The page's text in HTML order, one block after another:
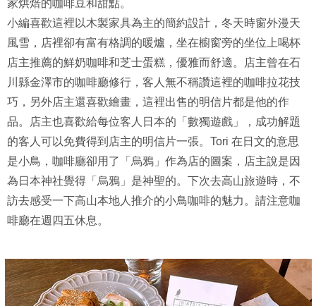
家烘焙的咖啡豆和甜點。
小編喜歡這裡以木製家具為主的簡約設計，冬天時窗外漫天
風雪，店裡卻有富有格調的暖爐，坐在櫥窗旁的坐位上喝杯
店主推薦的鮮奶咖啡和芝士蛋糕，優雅而舒適。店主曾在石
川縣金澤市的咖啡廳修行，客人無不稱讚這裡的咖啡拉花技
巧，另外店主還喜歡繪畫，這裡出售的明信片都是他的作
品。店主也喜歡給每位客人日本的「數獨遊戲」，成功解題
的客人可以免費得到店主的明信片一張。Tori 在日文的意思
是小鳥，咖啡廳卻用了「烏鴉」作為店的圖案，店主說是因
為日本神社覺得「烏鴉」是神聖的。下次去高山旅遊時，不
訪去感受一下高山本地人推介的小鳥咖啡的魅力。請注意咖
啡廳在週四五休息。